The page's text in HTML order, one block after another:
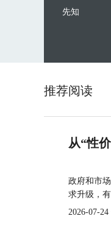
先知
推荐阅读
从“性
政府和市
求升级，
2026-07-24